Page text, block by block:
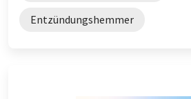
Entzündungshemmer